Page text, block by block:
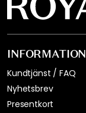
INFORMATION
Kundtjänst / FAQ
Nyhetsbrev
Presentkort